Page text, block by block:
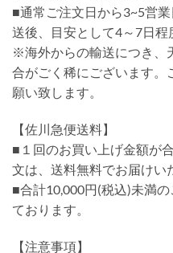
■通常ご注文日から3~5営
送後、目安として4～7日程
※海外からの輸送につき、
合がごく稀にございます。
願い致します。
【佐川急便送料】
■１回のお買い上げ金額が
文は、送料無料でお届けい
■合計10,000円(税込)未満
ております。
【注意事項】